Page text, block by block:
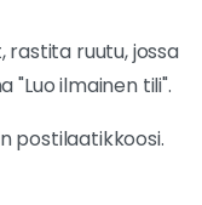
ruutu, jossa
"Luo ilmainen tili".
postilaatikkoosi.